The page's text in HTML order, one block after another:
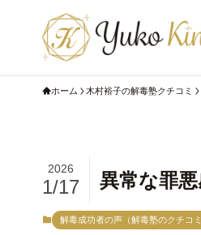
ホーム 木村裕子の解毒塾クチコミ
異常な罪
2026
1/17
解毒成功者の声（解毒塾のクチコミ